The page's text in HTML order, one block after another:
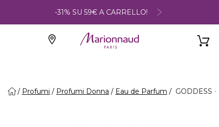
-31% SU 59€ A CARRELLO!
Profumi Profumi Donna Eau de Parfum GODDESS